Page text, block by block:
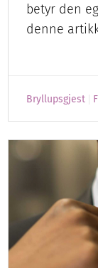
betyr den
denne
Bryllupsgjest